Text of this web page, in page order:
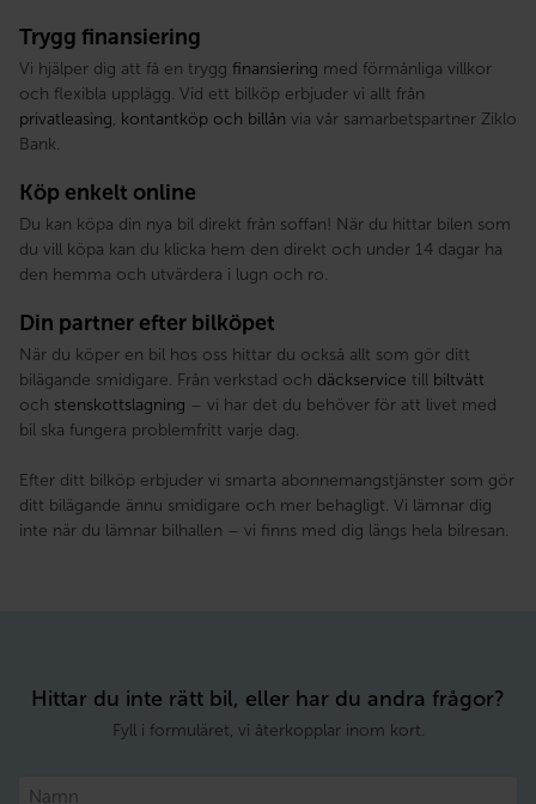
Trygg finansiering
Vi hjälper dig att få en trygg finansiering med förmånliga villkor
och flexibla upplägg. Vid ett bilköp erbjuder vi allt från
privatleasing, kontantköp och billån via vår samarbetspartner Ziklo
Bank.
Köp enkelt online
Du kan köpa din nya bil direkt från soffan! När du hittar bilen som
du vill köpa kan du klicka hem den direkt och under 14 dagar ha
den hemma och utvärdera i lugn och ro.
Din partner efter bilköpet
När du köper en bil hos oss hittar du också allt som gör ditt
bilägande smidigare. Från verkstad och däckservice till biltvätt
och stenskottslagning – vi har det du behöver för att livet med
bil ska fungera problemfritt varje dag.
Efter ditt bilköp erbjuder vi smarta abonnemangstjänster som gör
ditt bilägande ännu smidigare och mer behagligt. Vi lämnar dig
inte när du lämnar bilhallen – vi finns med dig längs hela bilresan.
Hittar du inte rätt bil, eller har du andra frågor?
Fyll i formuläret, vi återkopplar inom kort.
Namn